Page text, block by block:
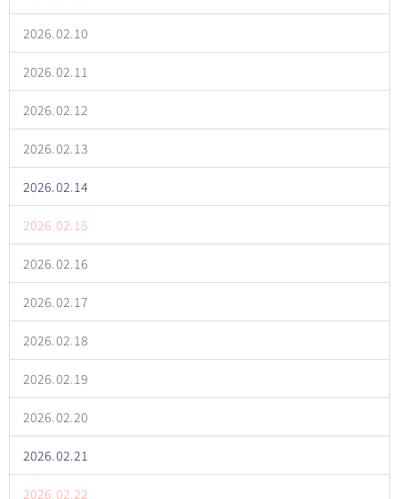
2026.02.10
2026.02.11
2026.02.12
2026.02.13
2026.02.14
2026.02.15
2026.02.16
2026.02.17
2026.02.18
2026.02.19
2026.02.20
2026.02.21
2026.02.22